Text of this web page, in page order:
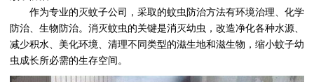
作为专业的灭蚊子公司，采取的蚊虫防治方法有环境治理、化学
防治、生物防治。消灭蚊虫的关键是消灭幼虫，改造净化各种水源、
减少积水、美化环境、清理不同类型的滋生地和滋生物，缩小蚊子幼
虫成长所必需的生存空间。